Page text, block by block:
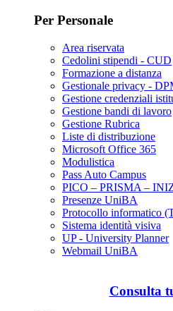
Per Personale
Area riservata
Cedolini stipendi - CUD
Formazione a distanza
Gestionale privacy -
Gestione credenziali
Gestione bandi di lavoro
Gestione Rubrica
Liste di distribuzione
Microsoft Office 365
Modulistica
Pass Auto Campus
PICO – PRISMA –
Presenze UniBA
Protocollo informatico
Sistema identità visiva
UP - University Planner
Webmail UniBA
Consulta